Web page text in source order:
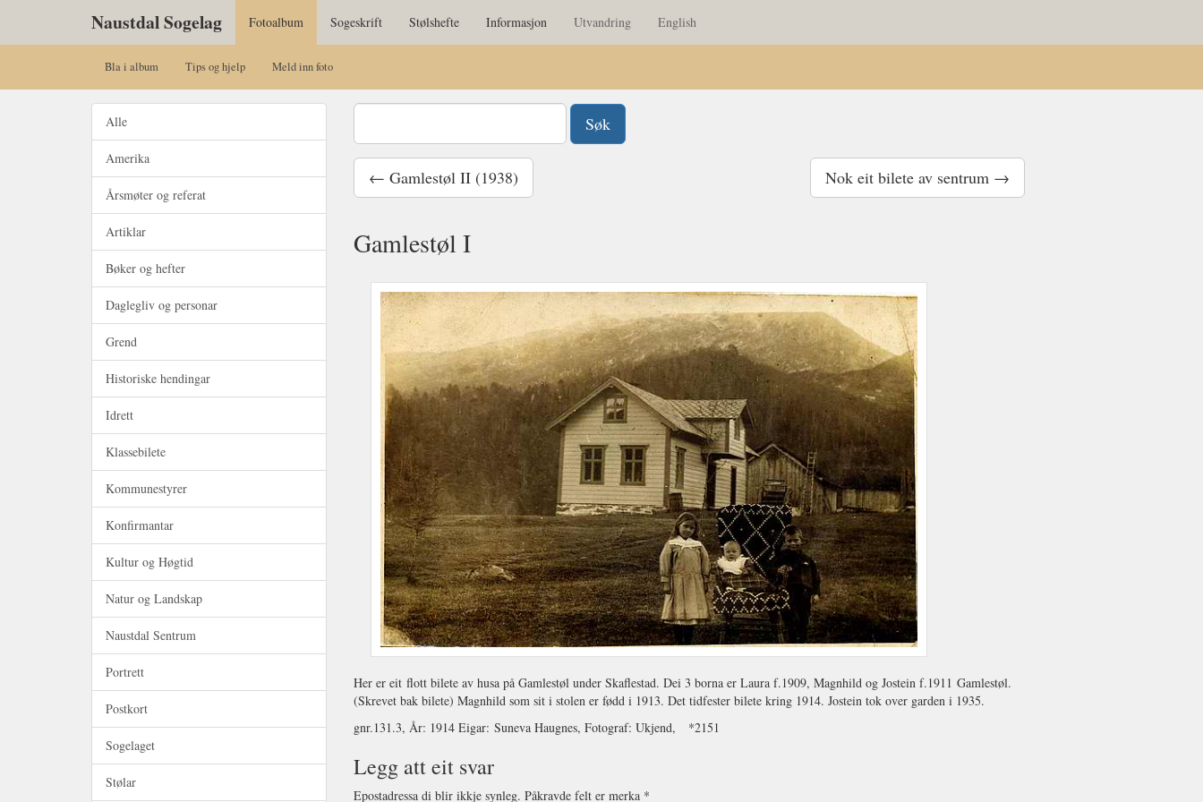
Naustdal Sogelag Fotoalbum Sogeskrift Stølshefte Informasjon Utvandring English
Bla i album Tips og hjelp Meld inn foto
Alle
Amerika
Årsmøter og referat
Artiklar
Bøker og hefter
Daglegliv og personar
Grend
Historiske hendingar
Idrett
Klassebilete
Kommunestyrer
Konfirmantar
Kultur og Høgtid
Natur og Landskap
Naustdal Sentrum
Portrett
Postkort
Sogelaget
Stølar
← Gamlestøl II (1938) Nok eit bilete av sentrum →
Gamlestøl I
Her er eit flott bilete av husa på Gamlestøl under Skaflestad. Dei 3 borna er Laura f.1909, Magnhild og Jostein f.1911 Gamlestøl.
(Skrevet bak bilete) Magnhild som sit i stolen er fødd i 1913. Det tidfester bilete kring 1914. Jostein tok over garden i 1935.
gnr.131.3, År: 1914 Eigar: Suneva Haugnes, Fotograf: Ukjend, *2151
Legg att eit svar
Epostadressa di blir ikkje synleg. Påkravde felt er merka *